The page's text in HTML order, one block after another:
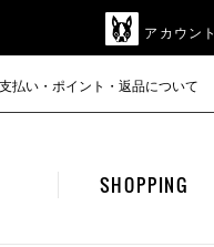
アカウント
払い・ポイント・返品について
SHOPPING